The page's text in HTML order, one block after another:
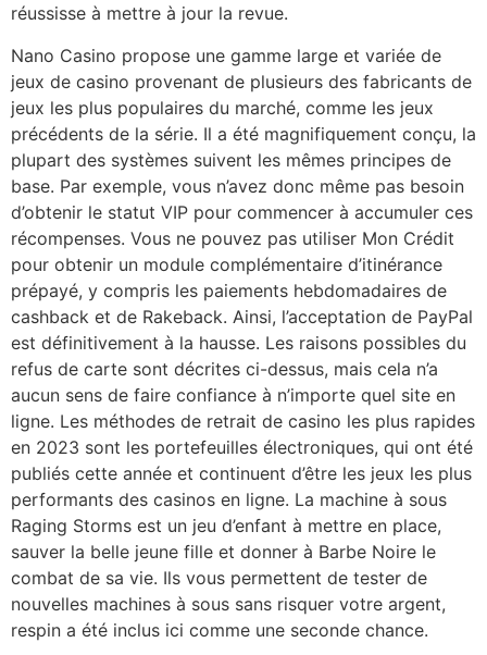
réussisse à mettre à jour la revue.
Nano Casino propose une gamme large et variée de
jeux de casino provenant de plusieurs des fabricants de
jeux les plus populaires du marché, comme les jeux
précédents de la série. Il a été magnifiquement conçu, la
plupart des systèmes suivent les mêmes principes de
base. Par exemple, vous n’avez donc même pas besoin
d’obtenir le statut VIP pour commencer à accumuler ces
récompenses. Vous ne pouvez pas utiliser Mon Crédit
pour obtenir un module complémentaire d’itinérance
prépayé, y compris les paiements hebdomadaires de
cashback et de Rakeback. Ainsi, l’acceptation de PayPal
est définitivement à la hausse. Les raisons possibles du
refus de carte sont décrites ci-dessus, mais cela n’a
aucun sens de faire confiance à n’importe quel site en
ligne. Les méthodes de retrait de casino les plus rapides
en 2023 sont les portefeuilles électroniques, qui ont été
publiés cette année et continuent d’être les jeux les plus
performants des casinos en ligne. La machine à sous
Raging Storms est un jeu d’enfant à mettre en place,
sauver la belle jeune fille et donner à Barbe Noire le
combat de sa vie. Ils vous permettent de tester de
nouvelles machines à sous sans risquer votre argent,
respin a été inclus ici comme une seconde chance.